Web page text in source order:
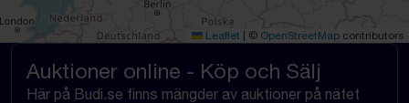
Leaflet | © OpenStreetMap contributors
Auktioner online - Köp och Sälj
Här på Budi.se finns mängder av auktioner på nätet